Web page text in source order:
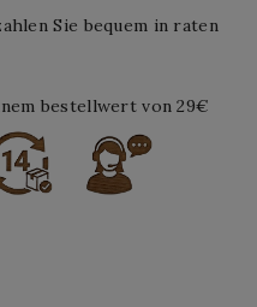
Sie bequem in raten
bestellwert von 29€